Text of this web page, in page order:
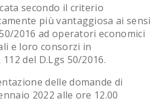
secondo il criterio
più vantaggiosa ai sensi
2016 ad operatori economici
e loro consorzi in
del D.Lgs 50/2016.
delle domande di
2022 alle ore 12.00